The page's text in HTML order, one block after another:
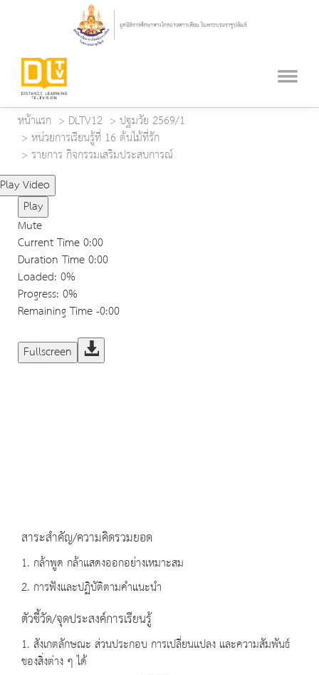
หน้าแรก DLTV12
ปฐมวัย 2569/1
หน่วยการเรียนรู้ที่ 16 ต้นไม้ที่รัก
รายการ กิจกรรมเสริมประสบการณ์
Play Video
Play
Mute
Current Time0:00
Duration Time0:00
Loaded: 0%
Progress: 0%
Remaining Time-0:00
Fullscreen
สาระสำคัญ/ความคิดรวมยอด
1. กล้าพูด กล้าแสดงออกอย่างเหมาะสม
2. การฟังและปฏิบัติตามคำแนะนำ
ตัวชี้วัด/จุดประสงค์การเรียนรู้
1. สังเกตลักษณะ ส่วนประกอบ การเปลี่ยนแปลง และความสัมพันธ์
ของสิ่งต่าง ๆ ได้